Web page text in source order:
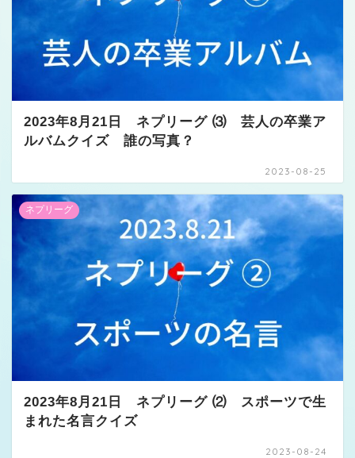
2023年8月21日 ネプリーグ ⑶ 芸人の卒業ア
ルバムクイズ 誰の写真？
2023-08-25
ネプリーグ
2023年8月21日 ネプリーグ ⑵ スポーツで生
まれた名言クイズ
2023-08-24